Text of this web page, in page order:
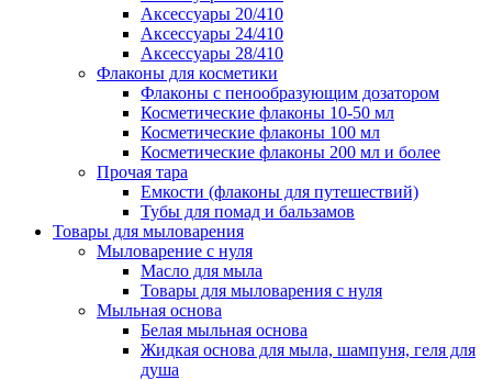
Аксессуары 20/410
Аксессуары 24/410
Аксессуары 28/410
Флаконы для косметики
Флаконы с пенообразующим дозатором
Косметические флаконы 10-50 мл
Косметические флаконы 100 мл
Косметические флаконы 200 мл и более
Прочая тара
Емкости (флаконы для путешествий)
Тубы для помад и бальзамов
Товары для мыловарения
Мыловарение с нуля
Масло для мыла
Товары для мыловарения с нуля
Мыльная основа
Белая мыльная основа
Жидкая основа для мыла, шампуня, геля для
душа